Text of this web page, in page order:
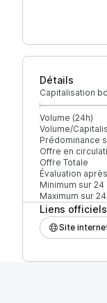
Détails
Capitalisation
Volume (24h)
Volume/
Prédominance
Offre en
Offre Totale
Évaluation
Minimum sur 24
Maximum sur 24
Liens officiels
Site
(24h) % du
100,01